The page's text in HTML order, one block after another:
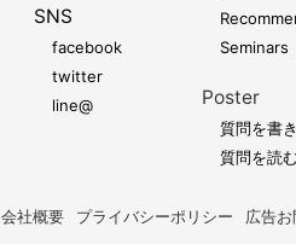
SNS
facebook
twitter
line@
Seminars
Poster
質問を書
質問を読
会社概要 プライバシーポリシー 広告